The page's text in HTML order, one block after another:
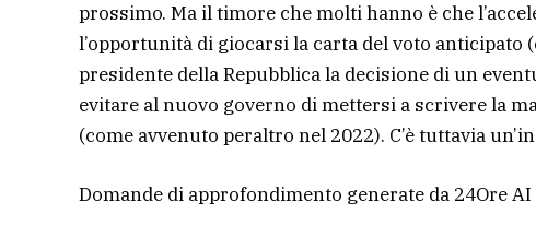
prossimo. Ma il timore che molti hanno è che
l’opportunità di giocarsi la carta del voto anticipato
presidente della Repubblica la decisione di un
evitare al nuovo governo di mettersi a scrivere la
(come avvenuto peraltro nel 2022). C’è tuttavia
Domande di approfondimento generate da 24Ore AI